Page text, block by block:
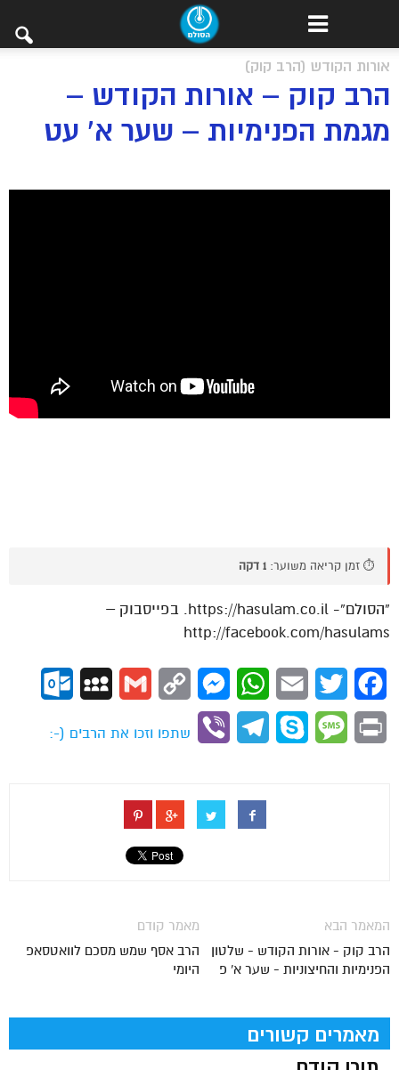
אורות הקודש (הרב קוק)
הרב קוק – אורות הקודש –
מגמת הפנימיות – שער א’ עט
⏱️ זמן קריאה משוער: 1 דקה
“הסולם”- https://hasulam.co.il. בפייסבוק –
http://facebook.com/hasulams
Facebook
Twitter
Email
WhatsApp
Messenger
Copy
Gmail
MySpace
Print
Message
Skype
Telegram
Viber
שתפו וזכו את הרבים (-:
מאמר קודם
הרב אסף שמש מסכם לוואטסאפ
היומי
המאמר הבא
הרב קוק - אורות הקודש - שלטון
הפנימיות והחיצוניות - שער א' פ
מאמרים קשורים